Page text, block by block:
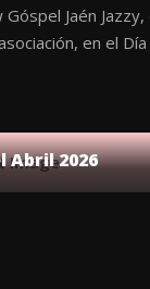
Jaén
en el
Abril 2026